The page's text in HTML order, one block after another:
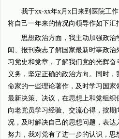
我于xx-xx年x月x日来到医院工作
将自己一年来的情况向领导作如下汇
思想政治方面，我主动加强政治
闻、报刊杂志了解国家最新时事政
习党史和党章，了解我们党的光辉奋
义务，坚定正确的政治方向。同时
命家的一些理论著作，及时学习国家
最新决策、决议，在思想上和党组织
向老党员学习经验、交流心得，按
况，及时解决自己的思想问题，表达
努力，我对党有了进一步的认识，思